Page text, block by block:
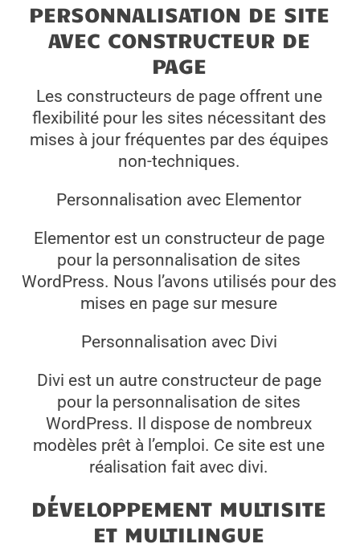
PERSONNALISATION DE SITE
AVEC CONSTRUCTEUR DE
PAGE
Les constructeurs de page offrent une
flexibilité pour les sites nécessitant des
mises à jour fréquentes par des équipes
non-techniques.
Personnalisation avec Elementor
Elementor est un constructeur de page
pour la personnalisation de sites
WordPress. Nous l’avons utilisés pour des
mises en page sur mesure
Personnalisation avec Divi
Divi est un autre constructeur de page
pour la personnalisation de sites
WordPress. Il dispose de nombreux
modèles prêt à l’emploi. Ce site est une
réalisation fait avec divi.
DÉVELOPPEMENT MULTISITE
ET MULTILINGUE